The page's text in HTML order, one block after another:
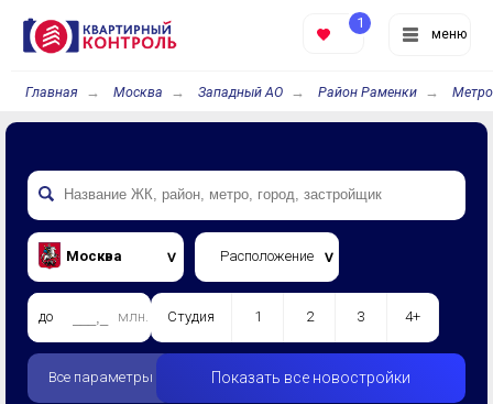
меню
1
Главная Москва Западный АО Район Раменки
Москва Расположение
до млн. Студия 1 2 3 4+
Все параметры Показать все новостройки